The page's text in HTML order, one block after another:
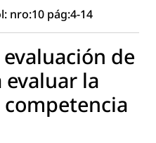
nro:10 pág:4-14
de
evaluar la